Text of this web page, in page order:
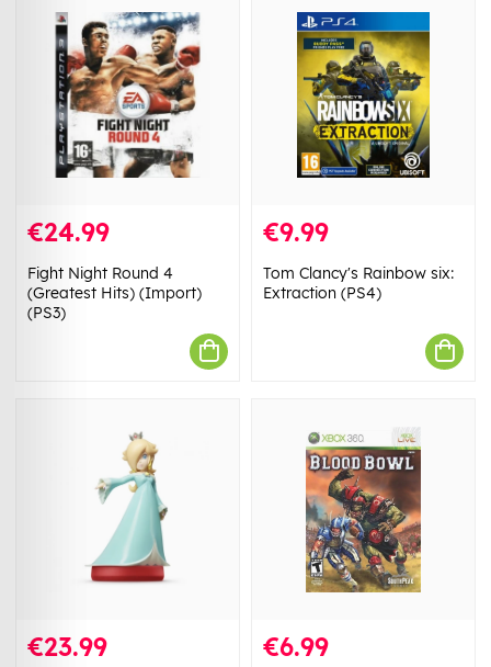
€24.99
Fight Night Round 4
(Greatest Hits) (Import)
(PS3)
€9.99
Tom Clancy's Rainbow six:
Extraction (PS4)
€23.99 €6.99